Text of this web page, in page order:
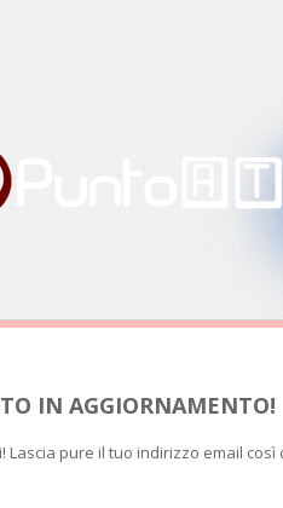
IN AGGIORNAMENTO!
Lascia pure il tuo indirizzo email